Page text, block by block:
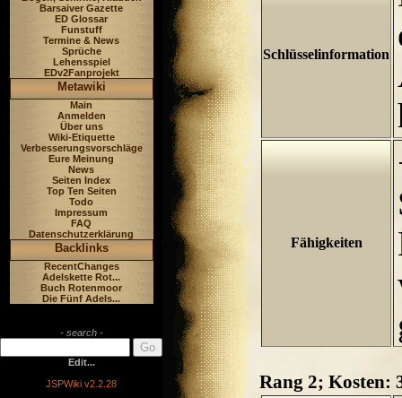
Barsaiver Gazette
ED Glossar
Funstuff
Termine & News
Sprüche
Lehensspiel
EDv2Fanprojekt
Metawiki
Main
Anmelden
Über uns
Wiki-Etiquette
Verbesserungsvorschläge
Eure Meinung
News
Seiten Index
Top Ten Seiten
Todo
Impressum
FAQ
Datenschutzerklärung
Backlinks
RecentChanges
Adelskette Rot...
Buch Rotenmoor
Die Fünf Adels...
- search -
Edit...
JSPWiki v2.2.28
Schlüsselinformation
Fähigkeiten
Rang 2; Kosten: